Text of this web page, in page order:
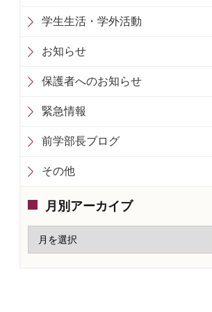
学生生活・学外活動
お知らせ
保護者へのお知らせ
緊急情報
前学部長ブログ
その他
月別アーカイブ